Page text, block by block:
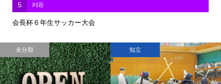
5 刈谷
会長杯６年生サッカー大会
未分類 知立